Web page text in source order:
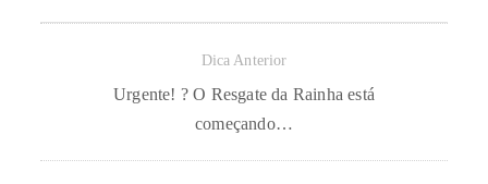
Dica Anterior
Urgente! ? O Resgate da Rainha está
começando…